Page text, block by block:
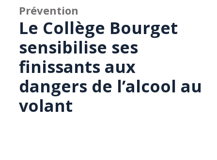
Prévention
Le Collège Bourget
sensibilise ses
finissants aux
dangers de l’alcool au
volant